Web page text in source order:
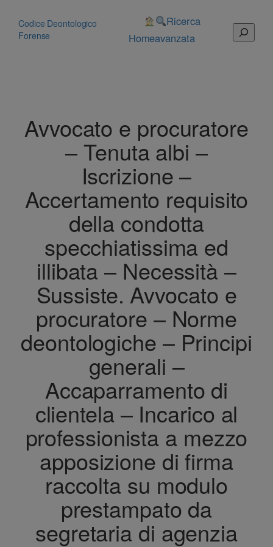
contenuto
Codice Deontologico
Forense
Home
Ricerca
avanzata
Cerca
Avvocato e procuratore
– Tenuta albi –
Iscrizione –
Accertamento requisito
della condotta
specchiatissima ed
illibata – Necessità –
Sussiste. Avvocato e
procuratore – Norme
deontologiche – Principi
generali –
Accaparramento di
clientela – Incarico al
professionista a mezzo
apposizione di firma
raccolta su modulo
prestampato da
segretaria di agenzia